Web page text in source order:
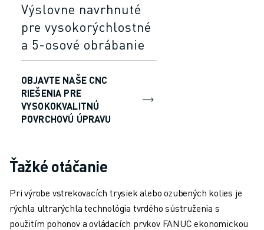
Výslovne navrhnuté
pre vysokorýchlostné
a 5-osové obrábanie
OBJAVTE NAŠE CNC
RIEŠENIA PRE
VYSOKOKVALITNÚ
POVRCHOVÚ ÚPRAVU
Ťažké otáčanie
Pri výrobe vstrekovacích trysiek alebo ozubených kolies je
rýchla ultrarýchla technológia tvrdého sústruženia s
použitím pohonov a ovládacích prvkov FANUC ekonomickou